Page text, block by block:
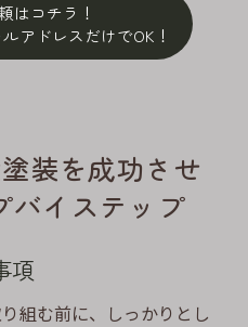
はコチラ！
アドレスだけでOK！
装を成功させ
バイステップ
項
組む前に、しっかりとし